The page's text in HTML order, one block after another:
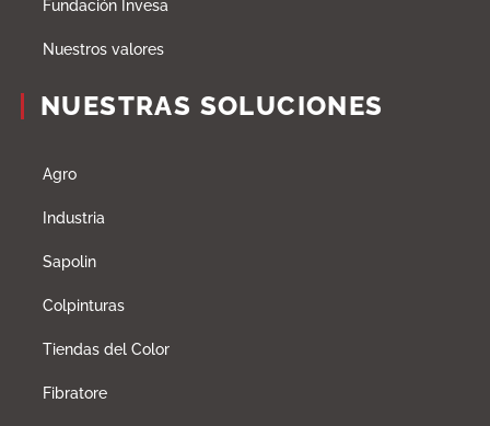
Fundación Invesa
Nuestros valores
NUESTRAS SOLUCIONES
Agro
Industria
Sapolin
Colpinturas
Tiendas del Color
Fibratore